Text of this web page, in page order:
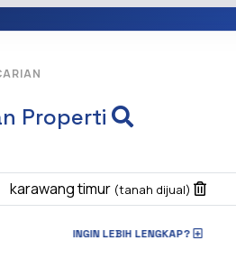
Properti
karawang timur (tanah dijual)
INGIN LEBIH LENGKAP?